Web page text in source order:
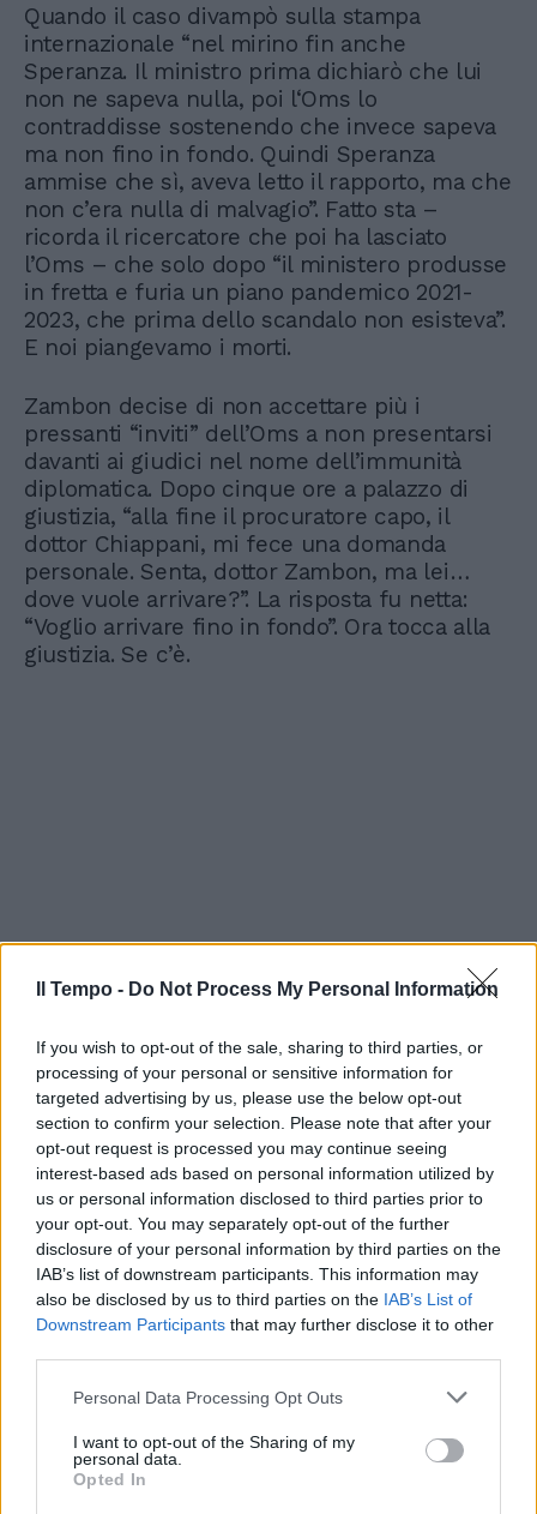
Il Tempo - Do Not Process My Personal Information
If you wish to opt-out of the sale, sharing to third parties, or
processing of your personal or sensitive information for
targeted advertising by us, please use the below opt-out
section to confirm your selection. Please note that after your
opt-out request is processed you may continue seeing
interest-based ads based on personal information utilized by
us or personal information disclosed to third parties prior to
your opt-out. You may separately opt-out of the further
disclosure of your personal information by third parties on the
IAB’s list of downstream participants. This information may
also be disclosed by us to third parties on the IAB’s List of
Downstream Participants that may further disclose it to other
Personal Data Processing Opt Outs
I want to opt-out of the Sharing of my
personal data.
Opted In
Quando il caso divampò sulla stampa
internazionale “nel mirino fin anche
Speranza. Il ministro prima dichiarò che lui
non ne sapeva nulla, poi l‘Oms lo
contraddisse sostenendo che invece sapeva
ma non fino in fondo. Quindi Speranza
ammise che sì, aveva letto il rapporto, ma che
non c’era nulla di malvagio”. Fatto sta –
ricorda il ricercatore che poi ha lasciato
l’Oms – che solo dopo “il ministero produsse
in fretta e furia un piano pandemico 2021-
2023, che prima dello scandalo non esisteva”.
E noi piangevamo i morti.
Zambon decise di non accettare più i
pressanti “inviti” dell’Oms a non presentarsi
davanti ai giudici nel nome dell’immunità
diplomatica. Dopo cinque ore a palazzo di
giustizia, “alla fine il procuratore capo, il
dottor Chiappani, mi fece una domanda
personale. Senta, dottor Zambon, ma lei…
dove vuole arrivare?”. La risposta fu netta:
“Voglio arrivare fino in fondo”. Ora tocca alla
giustizia. Se c’è.